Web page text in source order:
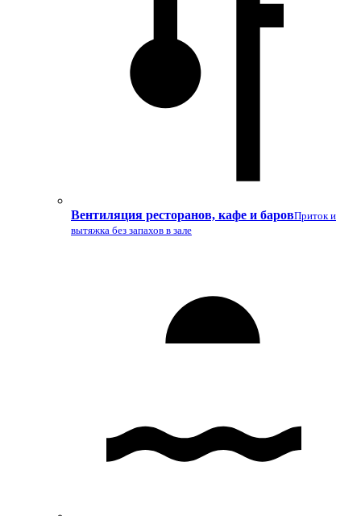
Вентиляция ресторанов, кафе и баровПриток и
вытяжка без запахов в зале